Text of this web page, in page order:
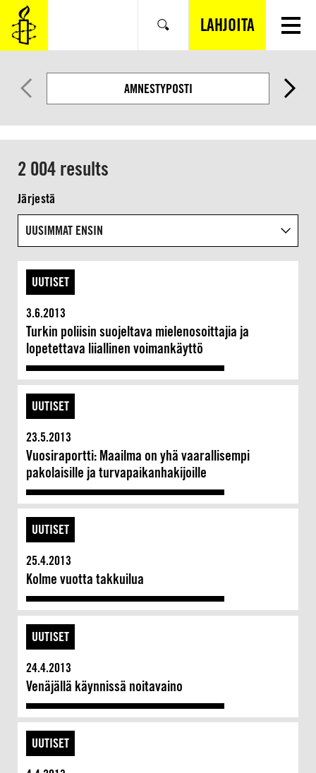
SIIRRY
VARSINAISEEN
SISÄLTÖÖN
Hae LAHJOITA
AMNESTYPOSTI
2 004 results
Järjestä
UUTISET
3.6.2013
Turkin poliisin suojeltava mielenosoittajia ja
lopetettava liiallinen voimankäyttö
UUTISET
23.5.2013
Vuosiraportti: Maailma on yhä vaarallisempi
pakolaisille ja turvapaikanhakijoille
UUTISET
25.4.2013
Kolme vuotta takkuilua
UUTISET
24.4.2013
Venäjällä käynnissä noitavaino
UUTISET